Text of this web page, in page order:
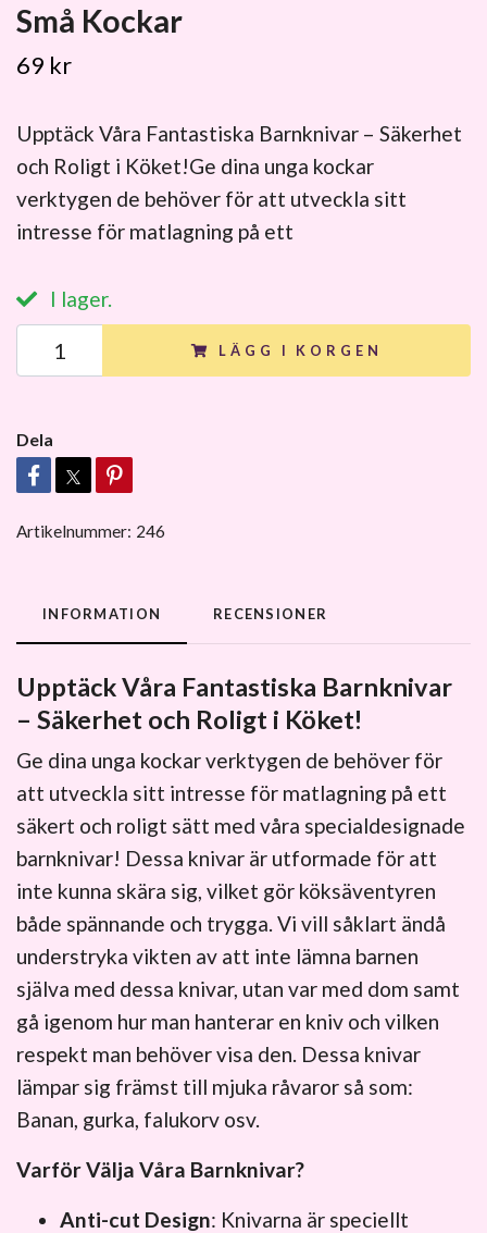
Små Kockar
69 kr
Upptäck Våra Fantastiska Barnknivar – Säkerhet
och Roligt i Köket!Ge dina unga kockar
verktygen de behöver för att utveckla sitt
intresse för matlagning på ett
I lager.
LÄGG I KORGEN
Dela
Artikelnummer: 246
INFORMATION RECENSIONER
Upptäck Våra Fantastiska Barnknivar
– Säkerhet och Roligt i Köket!
Ge dina unga kockar verktygen de behöver för
att utveckla sitt intresse för matlagning på ett
säkert och roligt sätt med våra specialdesignade
barnknivar! Dessa knivar är utformade för att
inte kunna skära sig, vilket gör köksäventyren
både spännande och trygga. Vi vill såklart ändå
understryka vikten av att inte lämna barnen
själva med dessa knivar, utan var med dom samt
gå igenom hur man hanterar en kniv och vilken
respekt man behöver visa den. Dessa knivar
lämpar sig främst till mjuka råvaror så som:
Banan, gurka, falukorv osv.
Varför Välja Våra Barnknivar?
Anti-cut Design: Knivarna är speciellt